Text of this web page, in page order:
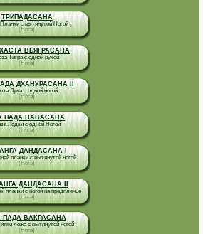
ТРИПАДАСАНА
с вытянутой Ногой
(Нога)
ВЬЯГРАСАНА
Тигра с одной рукой
(Нога)
ДХАНУРАСАНА II
Лука с одной ногой
(Нога)
ПАДА НАВАСАНА
Лодки с одной Ногой
(Нога)
ДАНДАСАНА I
планки с вытянутой ногой
(Нога)
ДАНДАСАНА II
планки с ногой на предплечье
(Нога)
ПАДА ВАКРАСАНА
лежа с вытянутой ногой
(Нога)